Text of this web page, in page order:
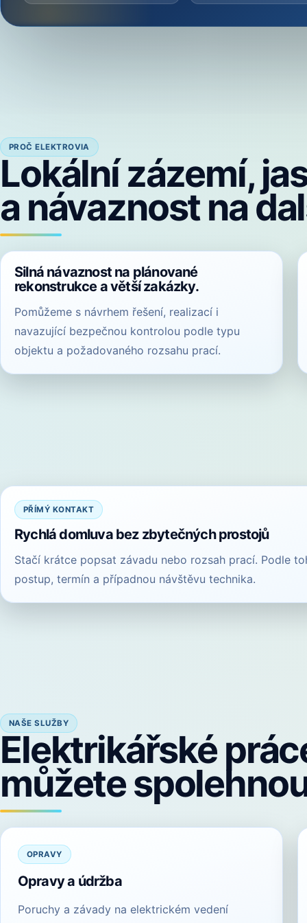
PROČ ELEKTROVIA
Lokální zázemí,
a návaznost na
Silná návaznost na plánované
rekonstrukce a větší zakázky.
Pomůžeme s návrhem řešení, realizací i
navazující bezpečnou kontrolou podle typu
objektu a požadovaného rozsahu prací.
PŘÍMÝ KONTAKT
Rychlá domluva bez zbytečných prostojů
Stačí krátce popsat závadu nebo rozsah prací. Podle
postup, termín a případnou návštěvu technika.
NAŠE SLUŽBY
Elektrikářské
můžete
OPRAVY
Opravy a údržba
Poruchy a závady na elektrickém vedení